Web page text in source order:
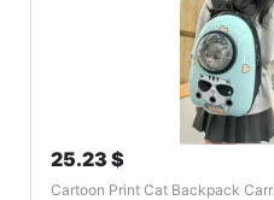
25.23 $
Cartoon Print Cat Backpack